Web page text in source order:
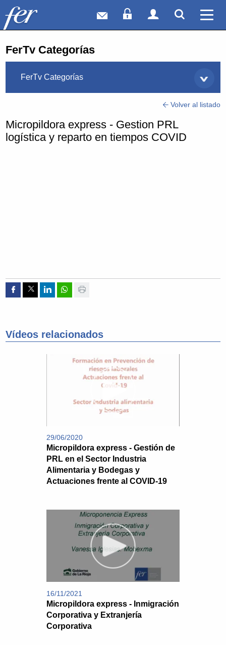
Correo webAcceso Socios
Acceso
FerTv Categorías
FerTv Categorías
Volver al listado
Micropildora express - Gestion PRL
logística y reparto en tiempos COVID
Compartir por Facebook
Compartir por Twitter
Compartir por Linkedin
Compartir por whatsapp
Imprimir
Vídeos relacionados
29/06/2020
Micropildora express - Gestión de
PRL en el Sector Industria
Alimentaria y Bodegas y
Actuaciones frente al COVID-19
16/11/2021
Micropildora express - Inmigración
Corporativa y Extranjería
Corporativa